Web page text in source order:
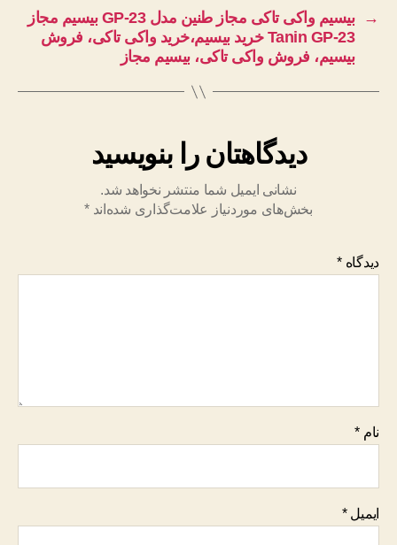
→
بیسیم واکی تاکی مجاز طنین مدل GP-23 بیسیم مجاز
Tanin GP-23 خرید بیسیم،خرید واکی تاکی، فروش
بیسیم، فروش واکی تاکی، بیسیم مجاز
دیدگاهتان را بنویسید
نشانی ایمیل شما منتشر نخواهد شد.
بخش‌های موردنیاز علامت‌گذاری شده‌اند*
دیدگاه*
نام *
ایمیل*